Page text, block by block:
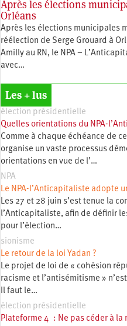
Après les élections
Orléans
Après les élections municipales
réélection de Serge Grouard à
Amilly au RN, le NPA –
avec…
Les + lus
élection présidentielle
Quelles orientations du NPA-
Comme à chaque échéance de
organise un vaste processus
orientations en vue de l’…
NPA
Le NPA-l’Anticapitaliste adopte
Les 27 et 28 juin s’est tenue la
l’Anticapitaliste, afin de définir
pour l’élection…
sionisme
Le retour de la loi Yadan ?
Le projet de loi de « cohésion
racisme et l’antisémitisme »
Il faut le…
élection présidentielle
Plateforme 4 : Ne pas céder à